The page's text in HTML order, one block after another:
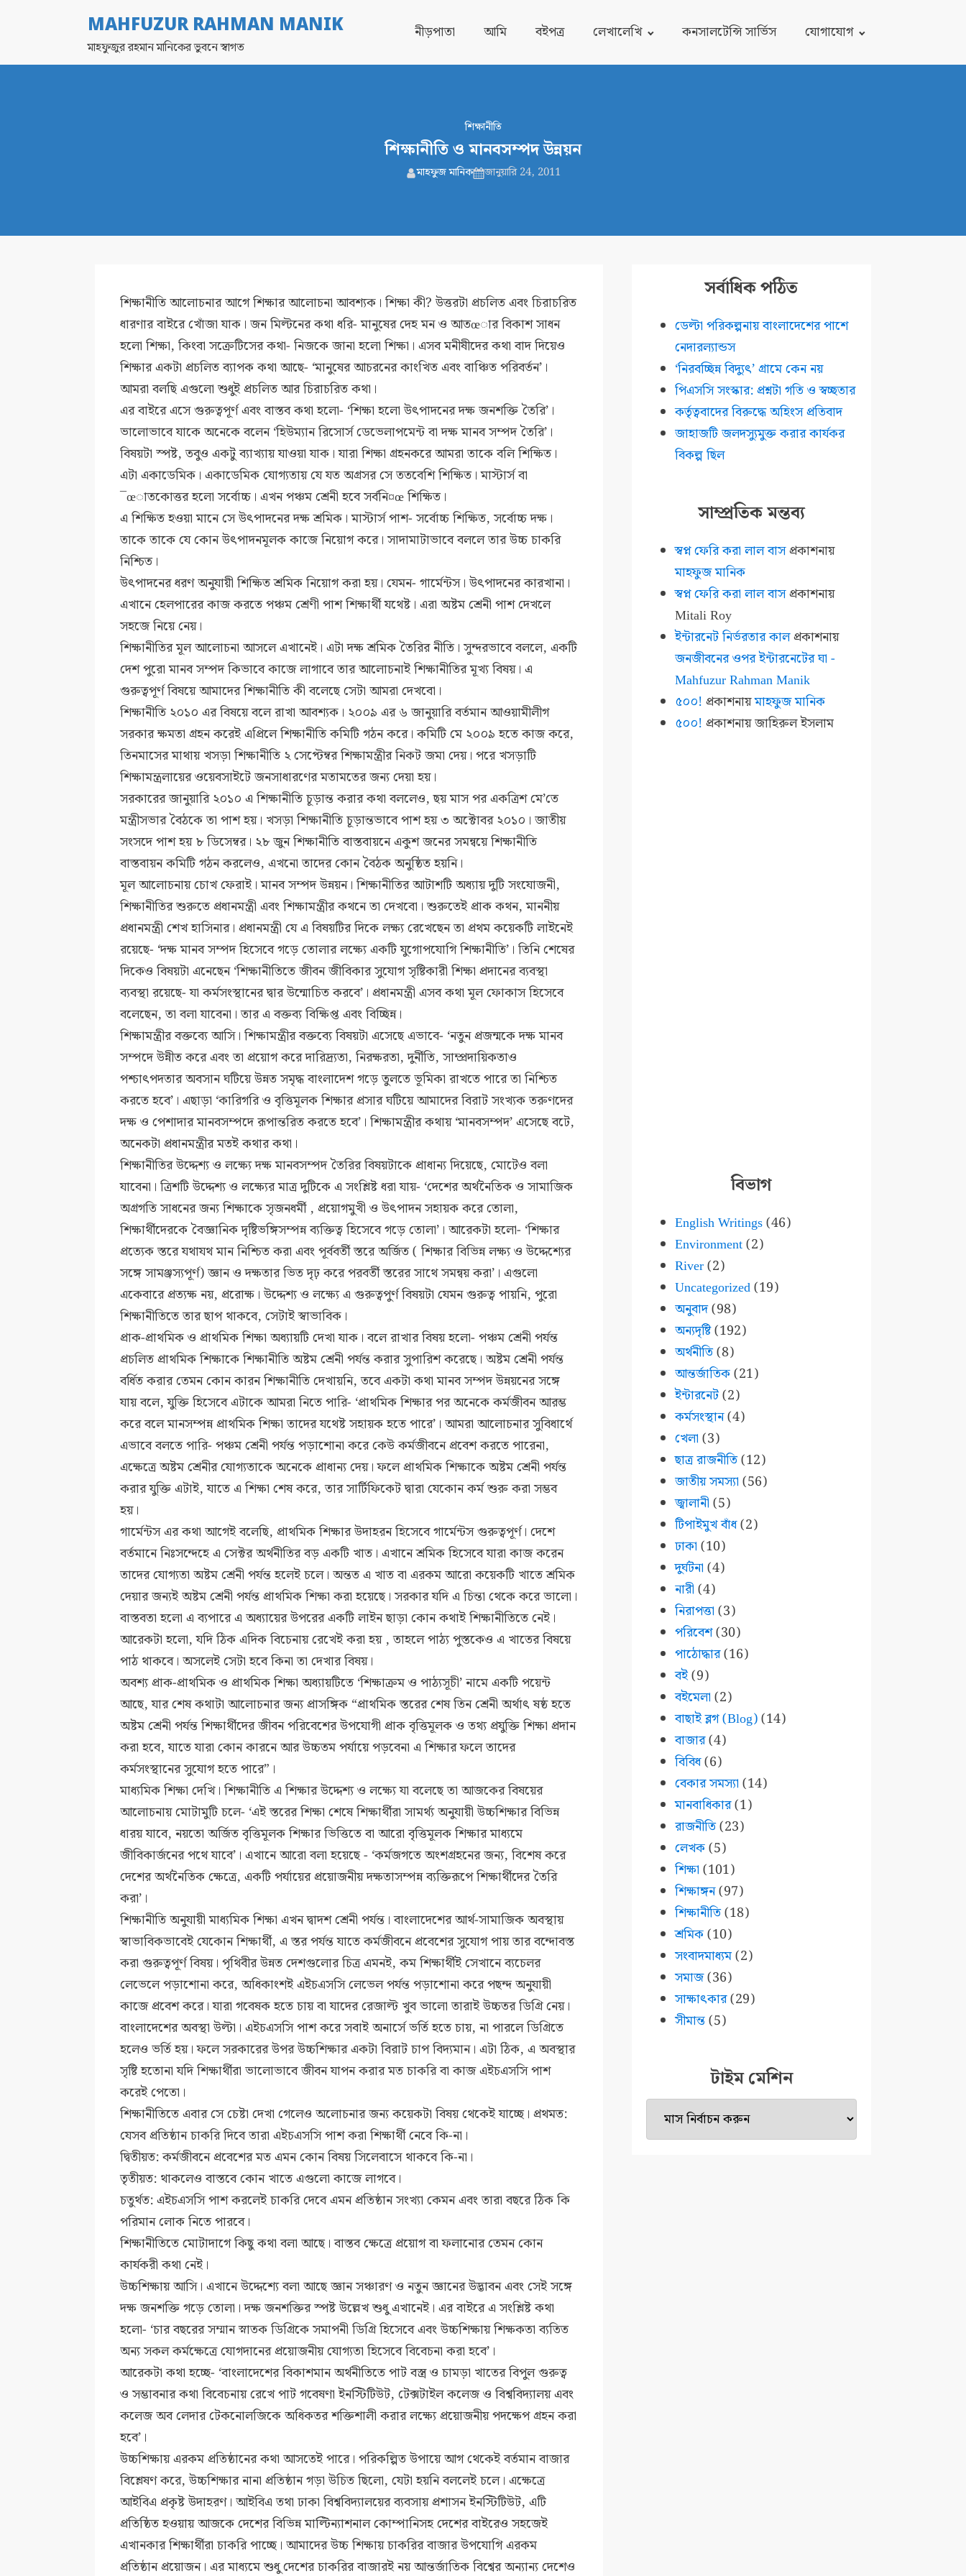
MAHFUZUR RAHMAN MANIK
মাহফুজুর রহমান মানিকের ভুবনে স্বাগত
নীড়পাতা আমি বইপত্র লেখালেখি কনসালটেন্সি সার্ভিস যোগাযোগ
শিক্ষানীতি
শিক্ষানীতি ও মানবসম্পদ উন্নয়ন
মাহফুজ মানিক জানুয়ারি 24, 2011
শিক্ষানীতি আলোচনার আগে শিক্ষার আলোচনা আবশ্যক। শিক্ষা কী? উত্তরটা প্রচলিত এবং চিরাচরিত
ধারণার বাইরে খোঁজা যাক। জন মিল্টনের কথা ধরি- মানুষের দেহ মন ও আতœার বিকাশ সাধন
হলো শিক্ষা, কিংবা সক্রেটিসের কথা- নিজকে জানা হলো শিক্ষা। এসব মনীষীদের কথা বাদ দিয়েও
শিক্ষার একটা প্রচলিত ব্যাপক কথা আছে- ‘মানুষের আচরনের কাংখিত এবং বাঞ্চিত পরিবর্তন’।
আমরা বলছি এগুলো শুধুই প্রচলিত আর চিরাচরিত কথা।
এর বাইরে এসে গুরুত্বপূর্ণ এবং বাস্তব কথা হলো- ‘শিক্ষা হলো উৎপাদনের দক্ষ জনশক্তি তৈরি’।
ভালোভাবে যাকে অনেকে বলেন ‘হিউম্যান রিসোর্স ডেভেলাপমেন্ট বা দক্ষ মানব সম্পদ তৈরি’।
বিষয়টা স্পষ্ট, তবুও একটু ব্যাখ্যায় যাওয়া যাক। যারা শিক্ষা গ্রহনকরে আমরা তাকে বলি শিক্ষিত।
এটা একাডেমিক। একাডেমিক যোগ্যতায় যে যত অগ্রসর সে ততবেশি শিক্ষিত। মাস্টার্স বা
¯œাতকোত্তর হলো সর্বোচ্চ। এখন পঞ্চম শ্রেনী হবে সর্বনি¤œ শিক্ষিত।
এ শিক্ষিত হওয়া মানে সে উৎপাদনের দক্ষ শ্রমিক। মাস্টার্স পাশ- সর্বোচ্চ শিক্ষিত, সর্বোচ্চ দক্ষ।
তাকে তাকে যে কোন উৎপাদনমূলক কাজে নিয়োগ করে। সাদামাটাভাবে বললে তার উচ্চ চাকরি
নিশ্চিত।
উৎপাদনের ধরণ অনুযায়ী শিক্ষিত শ্রমিক নিয়োগ করা হয়। যেমন- গার্মেন্টস। উৎপাদনের কারখানা।
এখানে হেলপারের কাজ করতে পঞ্চম শ্রেণী পাশ শিক্ষার্থী যথেষ্ট। এরা অষ্টম শ্রেনী পাশ দেখলে
সহজে নিয়ে নেয়।
শিক্ষানীতির মূল আলোচনা আসলে এখানেই। এটা দক্ষ শ্রমিক তৈরির নীতি। সুন্দরভাবে বললে, একটি
দেশ পুরো মানব সম্পদ কিভাবে কাজে লাগাবে তার আলোচনাই শিক্ষানীতির মূখ্য বিষয়। এ
গুরুত্বপূর্ণ বিষয়ে আমাদের শিক্ষানীতি কী বলেছে সেটা আমরা দেখবো।
শিক্ষানীতি ২০১০ এর বিষয়ে বলে রাখা আবশ্যক। ২০০৯ এর ৬ জানুয়ারি বর্তমান আওয়ামীলীগ
সরকার ক্ষমতা গ্রহন করেই এপ্রিলে শিক্ষানীতি কমিটি গঠন করে। কমিটি মে ২০০৯ হতে কাজ করে,
তিনমাসের মাথায় খসড়া শিক্ষানীতি ২ সেপ্টেম্বর শিক্ষামন্ত্রীর নিকট জমা দেয়। পরে খসড়াটি
শিক্ষামন্ত্রলায়ের ওয়েবসাইটে জনসাধারণের মতামতের জন্য দেয়া হয়।
সরকারের জানুয়ারি ২০১০ এ শিক্ষানীতি চূড়ান্ত করার কথা বললেও, ছয় মাস পর একত্রিশ মে’তে
মন্ত্রীসভার বৈঠকে তা পাশ হয়। খসড়া শিক্ষানীতি চূড়ান্তভাবে পাশ হয় ৩ অক্টোবর ২০১০। জাতীয়
সংসদে পাশ হয় ৮ ডিসেম্বর। ২৮ জুন শিক্ষানীতি বাস্তবায়নে একুশ জনের সমন্বয়ে শিক্ষানীতি
বাস্তবায়ন কমিটি গঠন করলেও, এখনো তাদের কোন বৈঠক অনুষ্ঠিত হয়নি।
মূল আলোচনায় চোখ ফেরাই। মানব সম্পদ উন্নয়ন। শিক্ষানীতির আটাশটি অধ্যায় দুটি সংযোজনী,
শিক্ষানীতির শুরুতে প্রধানমন্ত্রী এবং শিক্ষামন্ত্রীর কথনে তা দেখবো। শুরুতেই প্রাক কথন, মাননীয়
প্রধানমন্ত্রী শেখ হাসিনার। প্রধানমন্ত্রী যে এ বিষয়টির দিকে লক্ষ্য রেখেছেন তা প্রথম কয়েকটি লাইনেই
রয়েছে- ‘দক্ষ মানব সম্পদ হিসেবে গড়ে তোলার লক্ষ্যে একটি যুগোপযোগি শিক্ষানীতি’। তিনি শেষের
দিকেও বিষয়টা এনেছেন ‘শিক্ষানীতিতে জীবন জীবিকার সুযোগ সৃষ্টিকারী শিক্ষা প্রদানের ব্যবস্থা
ব্যবস্থা রয়েছে- যা কর্মসংস্থানের দ্বার উন্মোচিত করবে’। প্রধানমন্ত্রী এসব কথা মূল ফোকাস হিসেবে
বলেছেন, তা বলা যাবেনা। তার এ বক্তব্য বিক্ষিপ্ত এবং বিচ্ছিন্ন।
শিক্ষামন্ত্রীর বক্তব্যে আসি। শিক্ষামন্ত্রীর বক্তব্যে বিষয়টা এসেছে এভাবে- ‘নতুন প্রজন্মকে দক্ষ মানব
সম্পদে উন্নীত করে এবং তা প্রয়োগ করে দারিদ্র্যতা, নিরক্ষরতা, দুর্নীতি, সাম্প্রদায়িকতাও
পশ্চাৎপদতার অবসান ঘটিয়ে উন্নত সমৃদ্ধ বাংলাদেশ গড়ে তুলতে ভূমিকা রাখতে পারে তা নিশ্চিত
করতে হবে’। এছাড়া ‘কারিগরি ও বৃত্তিমূলক শিক্ষার প্রসার ঘটিয়ে আমাদের বিরাট সংখ্যক তরুণদের
দক্ষ ও পেশাদার মানবসম্পদে রূপান্তরিত করতে হবে’। শিক্ষামন্ত্রীর কথায় ‘মানবসম্পদ’ এসেছে বটে,
অনেকটা প্রধানমন্ত্রীর মতই কথার কথা।
শিক্ষানীতির উদ্দেশ্য ও লক্ষ্যে দক্ষ মানবসম্পদ তৈরির বিষয়টাকে প্রাধান্য দিয়েছে, মোটেও বলা
যাবেনা। ত্রিশটি উদ্দেশ্য ও লক্ষ্যের মাত্র দুটিকে এ সংশ্লিষ্ট ধরা যায়- ‘দেশের অর্থনৈতিক ও সামাজিক
অগ্রগতি সাধনের জন্য শিক্ষাকে সৃজনধর্মী , প্রয়োগমুখী ও উৎপাদন সহায়ক করে তোলা,
শিক্ষার্থীদেরকে বৈজ্ঞানিক দৃষ্টিভঙ্গিসম্পন্ন ব্যক্তিত্ব হিসেবে গড়ে তোলা’। আরেকটা হলো- ‘শিক্ষার
প্রত্যেক স্তরে যথাযথ মান নিশ্চিত করা এবং পূর্ববর্তী স্তরে অর্জিত ( শিক্ষার বিভিন্ন লক্ষ্য ও উদ্দেশ্যের
সঙ্গে সামঞ্জস্যপূর্ণ) জ্ঞান ও দক্ষতার ভিত দৃঢ় করে পরবর্তী স্তরের সাথে সমন্বয় করা’। এগুলো
একেবারে প্রত্যক্ষ নয়, প্ররোক্ষ। উদ্দেশ্য ও লক্ষ্যে এ গুরুত্বপুর্ণ বিষয়টা যেমন গুরুত্ব পায়নি, পুরো
শিক্ষানীতিতে তার ছাপ থাকবে, সেটাই স্বাভাবিক।
প্রাক-প্রাথমিক ও প্রাথমিক শিক্ষা অধ্যায়টি দেখা যাক। বলে রাখার বিষয় হলো- পঞ্চম শ্রেনী পর্যন্ত
প্রচলিত প্রাথমিক শিক্ষাকে শিক্ষানীতি অষ্টম শ্রেনী পর্যন্ত করার সুপারিশ করেছে। অষ্টম শ্রেনী পর্যন্ত
বর্ধিত করার তেমন কোন কারন শিক্ষানীতি দেখায়নি, তবে একটা কথা মানব সম্পদ উন্নয়নের সঙ্গে
যায় বলে, যুক্তি হিসেবে এটাকে আমরা নিতে পারি- ‘প্রাথমিক শিক্ষার পর অনেকে কর্মজীবন আরম্ভ
করে বলে মানসম্পন্ন প্রাথমিক শিক্ষা তাদের যথেষ্ট সহায়ক হতে পারে’। আমরা আলোচনার সুবিধার্থে
এভাবে বলতে পারি- পঞ্চম শ্রেনী পর্যন্ত পড়াশোনা করে কেউ কর্মজীবনে প্রবেশ করতে পারেনা,
এক্ষেত্রে অষ্টম শ্রেনীর যোগ্যতাকে অনেকে প্রাধান্য দেয়। ফলে প্রাথমিক শিক্ষাকে অষ্টম শ্রেনী পর্যন্ত
করার যুক্তি এটাই, যাতে এ শিক্ষা শেষ করে, তার সার্টিফিকেট দ্বারা যেকোন কর্ম শুরু করা সম্ভব
হয়।
গার্মেন্টস এর কথা আগেই বলেছি, প্রাথমিক শিক্ষার উদাহরন হিসেবে গার্মেন্টস গুরুত্বপূর্ণ। দেশে
বর্তমানে নিঃসন্দেহে এ সেক্টর অর্থনীতির বড় একটি খাত। এখানে শ্রমিক হিসেবে যারা কাজ করেন
তাদের যোগ্যতা অষ্টম শ্রেনী পর্যন্ত হলেই চলে। অন্তত এ খাত বা এরকম আরো কয়েকটি খাতে শ্রমিক
দেয়ার জন্যই অষ্টম শ্রেনী পর্যন্ত প্রাথমিক শিক্ষা করা হয়েছে। সরকার যদি এ চিন্তা থেকে করে ভালো।
বাস্তবতা হলো এ ব্যপারে এ অধ্যায়ের উপরের একটি লাইন ছাড়া কোন কথাই শিক্ষানীতিতে নেই।
আরেকটা হলো, যদি ঠিক এদিক বিচেনায় রেখেই করা হয় , তাহলে পাঠ্য পুস্তকেও এ খাতের বিষয়ে
পাঠ থাকবে। অসলেই সেটা হবে কিনা তা দেখার বিষয়।
অবশ্য প্রাক-প্রাথমিক ও প্রাথমিক শিক্ষা অধ্যায়টিতে ‘শিক্ষাক্রম ও পাঠ্যসূচী’ নামে একটি পয়েন্ট
আছে, যার শেষ কথাটা আলোচনার জন্য প্রাসঙ্গিক “প্রাথমিক স্তরের শেষ তিন শ্রেনী অর্থাৎ ষষ্ঠ হতে
অষ্টম শ্রেনী পর্যন্ত শিক্ষার্থীদের জীবন পরিবেশের উপযোগী প্রাক বৃত্তিমূলক ও তথ্য প্রযুক্তি শিক্ষা প্রদান
করা হবে, যাতে যারা কোন কারনে আর উচ্চতম পর্যায়ে পড়বেনা এ শিক্ষার ফলে তাদের
কর্মসংস্থানের সুযোগ হতে পারে”।
মাধ্যমিক শিক্ষা দেখি। শিক্ষানীতি এ শিক্ষার উদ্দেশ্য ও লক্ষ্যে যা বলেছে তা আজকের বিষয়ের
আলোচনায় মোটামুটি চলে- ‘এই স্তরের শিক্ষা শেষে শিক্ষার্থীরা সামর্থ্য অনুযায়ী উচ্চশিক্ষার বিভিন্ন
ধারয় যাবে, নয়তো অর্জিত বৃত্তিমূলক শিক্ষার ভিত্তিতে বা আরো বৃত্তিমূলক শিক্ষার মাধ্যমে
জীবিকার্জনের পথে যাবে’। এখানে আরো বলা হয়েছে - ‘কর্মজগতে অংশগ্রহনের জন্য, বিশেষ করে
দেশের অর্থনৈতিক ক্ষেত্রে, একটি পর্যায়ের প্রয়োজনীয় দক্ষতাসম্পন্ন ব্যক্তিরূপে শিক্ষার্থীদের তৈরি
করা’।
শিক্ষানীতি অনুযায়ী মাধ্যমিক শিক্ষা এখন দ্বাদশ শ্রেনী পর্যন্ত। বাংলাদেশের আর্থ-সামাজিক অবস্থায়
স্বাভাবিকভাবেই যেকোন শিক্ষার্থী, এ স্তর পর্যন্ত যাতে কর্মজীবনে প্রবেশের সুযোগ পায় তার বন্দোবস্ত
করা গুরুত্বপূর্ণ বিষয়। পৃথিবীর উন্নত দেশগুলোর চিত্র এমনই, কম শিক্ষার্থীই সেখানে ব্যচেলর
লেভেলে পড়াশোনা করে, অধিকাংশই এইচএসসি লেভেল পর্যন্ত পড়াশোনা করে পছন্দ অনুযায়ী
কাজে প্রবেশ করে। যারা গবেষক হতে চায় বা যাদের রেজাল্ট খুব ভালো তারাই উচ্চতর ডিগ্রি নেয়।
বাংলাদেশের অবস্থা উল্টা। এইচএসসি পাশ করে সবাই অনার্সে ভর্তি হতে চায়, না পারলে ডিগ্রিতে
হলেও ভর্তি হয়। ফলে সরকারের উপর উচ্চশিক্ষার একটা বিরাট চাপ বিদ্যমান। এটা ঠিক, এ অবস্থার
সৃষ্টি হতোনা যদি শিক্ষার্থীরা ভালোভাবে জীবন যাপন করার মত চাকরি বা কাজ এইচএসসি পাশ
করেই পেতো।
শিক্ষানীতিতে এবার সে চেষ্টা দেখা গেলেও অলোচনার জন্য কয়েকটা বিষয় থেকেই যাচ্ছে। প্রথমত:
যেসব প্রতিষ্ঠান চাকরি দিবে তারা এইচএসসি পাশ করা শিক্ষার্থী নেবে কি-না।
দ্বিতীয়ত: কর্মজীবনে প্রবেশের মত এমন কোন বিষয় সিলেবাসে থাকবে কি-না।
তৃতীয়ত: থাকলেও বাস্তবে কোন খাতে এগুলো কাজে লাগবে।
চতুর্থত: এইচএসসি পাশ করলেই চাকরি দেবে এমন প্রতিষ্ঠান সংখ্যা কেমন এবং তারা বছরে ঠিক কি
পরিমান লোক নিতে পারবে।
শিক্ষানীতিতে মোটাদাগে কিছু কথা বলা আছে। বাস্তব ক্ষেত্রে প্রয়োগ বা ফলানোর তেমন কোন
কার্যকরী কথা নেই।
উচ্চশিক্ষায় আসি। এখানে উদ্দেশ্যে বলা আছে জ্ঞান সঞ্চারণ ও নতুন জ্ঞানের উদ্ভাবন এবং সেই সঙ্গে
দক্ষ জনশক্তি গড়ে তোলা। দক্ষ জনশক্তির স্পষ্ট উল্লেখ শুধু এখানেই। এর বাইরে এ সংশ্লিষ্ট কথা
হলো- ‘চার বছরের সম্মান স্নাতক ডিগ্রিকে সমাপনী ডিগ্রি হিসেবে এবং উচ্চশিক্ষায় শিক্ষকতা ব্যতিত
অন্য সকল কর্মক্ষেত্রে যোগদানের প্রয়োজনীয় যোগ্যতা হিসেবে বিবেচনা করা হবে’।
আরেকটা কথা হচ্ছে- ‘বাংলাদেশের বিকাশমান অর্থনীতিতে পাট বস্ত্র ও চামড়া খাতের বিপুল গুরুত্ব
ও সম্ভাবনার কথা বিবেচনায় রেখে পাট গবেষণা ইনস্টিটিউট, টেক্সটাইল কলেজ ও বিশ্ববিদ্যালয় এবং
কলেজ অব লেদার টেকনোলজিকে অধিকতর শক্তিশালী করার লক্ষ্যে প্রয়োজনীয় পদক্ষেপ গ্রহন করা
হবে’।
উচ্চশিক্ষায় এরকম প্রতিষ্ঠানের কথা আসতেই পারে। পরিকল্পিত উপায়ে আগ থেকেই বর্তমান বাজার
বিশ্লেষণ করে, উচ্চশিক্ষার নানা প্রতিষ্ঠান গড়া উচিত ছিলো, যেটা হয়নি বললেই চলে। এক্ষেত্রে
আইবিএ প্রকৃষ্ট উদাহরণ। আইবিএ তথা ঢাকা বিশ্ববিদ্যালয়ের ব্যবসায় প্রশাসন ইনস্টিটিউট, এটি
প্রতিষ্ঠিত হওয়ায় আজকে দেশের বিভিন্ন মাল্টিন্যাশনাল কোম্পানিসহ দেশের বাইরেও সহজেই
এখানকার শিক্ষার্থীরা চাকরি পাচ্ছে। আমাদের উচ্চ শিক্ষায় চাকরির বাজার উপযোগি এরকম
প্রতিষ্ঠান প্রয়োজন। এর মাধ্যমে শুধু দেশের চাকরির বাজারই নয় আন্তর্জাতিক বিশ্বের অন্যান্য দেশেও
সর্বাধিক পঠিত
ডেল্টা পরিকল্পনায় বাংলাদেশের পাশে
নেদারল্যান্ডস
‘নিরবচ্ছিন্ন বিদ্যুৎ’ গ্রামে কেন নয়
পিএসসি সংস্কার: প্রশ্নটা গতি ও স্বচ্ছতার
কর্তৃত্ববাদের বিরুদ্ধে অহিংস প্রতিবাদ
জাহাজটি জলদস্যুমুক্ত করার কার্যকর
বিকল্প ছিল
সাম্প্রতিক মন্তব্য
স্বপ্ন ফেরি করা লাল বাসপ্রকাশনায়
মাহফুজ মানিক
স্বপ্ন ফেরি করা লাল বাসপ্রকাশনায়
Mitali Roy
ইন্টারনেট নির্ভরতার কালপ্রকাশনায়
জনজীবনের ওপর ইন্টারনেটের ঘা -
Mahfuzur Rahman Manik
৫০০! প্রকাশনায়মাহফুজ মানিক
৫০০! প্রকাশনায়জাহিরুল ইসলাম
বিভাগ
English Writings(46)
Environment(2)
River(2)
Uncategorized(19)
অনুবাদ(98)
অন্যদৃষ্টি(192)
অর্থনীতি(8)
আন্তর্জাতিক(21)
ইন্টারনেট(2)
কর্মসংস্থান(4)
খেলা (3)
ছাত্র রাজনীতি(12)
জাতীয় সমস্যা (56)
জ্বালানী (5)
টিপাইমুখ বাঁধ(2)
ঢাকা (10)
দুর্ঘটনা (4)
নারী (4)
নিরাপত্তা (3)
পরিবেশ(30)
পাঠোদ্ধার(16)
বই(9)
বইমেলা (2)
বাছাই ব্লগ (Blog)(14)
বাজার(4)
বিবিধ(6)
বেকার সমস্যা (14)
মানবাধিকার(1)
রাজনীতি(23)
লেখক(5)
শিক্ষা (101)
শিক্ষাঙ্গন(97)
শিক্ষানীতি(18)
শ্রমিক(10)
সংবাদমাধ্যম(2)
সমাজ(36)
সাক্ষাৎকার(29)
সীমান্ত(5)
টাইম মেশিন
টাইম
মেশিন